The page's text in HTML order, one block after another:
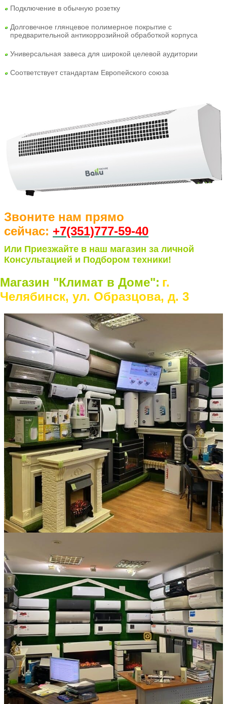
Подключение в обычную розетку
Долговечное глянцевое полимерное покрытие с
предварительной антикоррозийной обработкой корпуса
Универсальная завеса для широкой целевой аудитории
Соответствует стандартам Европейского союза
Звоните нам прямо
сейчас: +7(351)777-59-40
Или Приезжайте в наш магазин за личной
Консультацией и Подбором техники!
Магазин "Климат в Доме": г.
Челябинск, ул. Образцова, д. 3